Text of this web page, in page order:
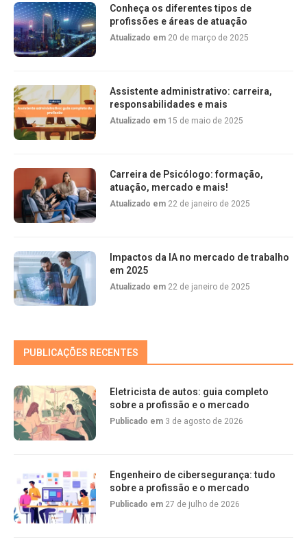
Conheça os diferentes tipos de
profissões e áreas de atuação
Atualizado em 20 de março de 2025
Assistente administrativo: carreira,
responsabilidades e mais
Atualizado em 15 de maio de 2025
Carreira de Psicólogo: formação,
atuação, mercado e mais!
Atualizado em 22 de janeiro de 2025
Impactos da IA no mercado de trabalho
em 2025
Atualizado em 22 de janeiro de 2025
PUBLICAÇÕES RECENTES
Eletricista de autos: guia completo
sobre a profissão e o mercado
Publicado em 3 de agosto de 2026
Engenheiro de cibersegurança: tudo
sobre a profissão e o mercado
Publicado em 27 de julho de 2026